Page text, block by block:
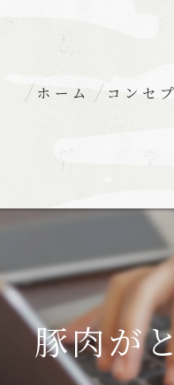
ホーム コンセ
豚肉が